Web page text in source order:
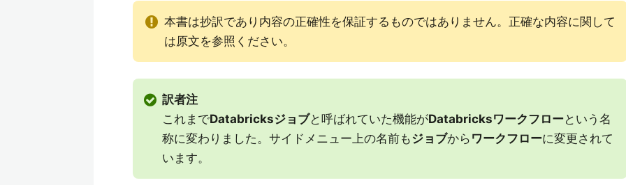
本書は抄訳であり内容の正確性を保証するものではありません。正確な内容に関して
は原文を参照ください。
訳者注
これまでDatabricksジョブと呼ばれていた機能がDatabricksワークフローという名
称に変わりました。サイドメニュー上の名前もジョブから ワークフローに変更されて
います。